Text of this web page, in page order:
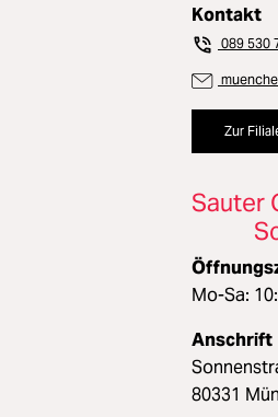
Kontakt
089 530
Zur
Sauter
Mo-Sa:
Anschrift
80331